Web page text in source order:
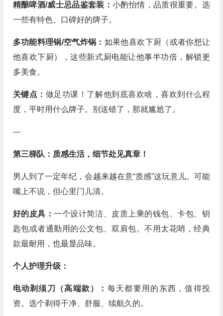
精酿啤酒/威士忌品鉴套装：小酌怡情，品质很重要。选
一些有特色、口碑好的牌子。
多功能料理锅/空气炸锅： 如果他喜欢下厨（或者你想让
他喜欢下厨），这些新式厨电能让他事半功倍，解锁更
多美食。
关键点： 做足功课！了解他到底喜欢啥，喜欢到什么程
度，平时用什么牌子。别送错了，那就尴尬了。
---
第三梯队：质感生活，细节处见真章！
男人到了一定年纪，会越来越在意“质感”这玩意儿。可能
嘴上不说，但心里门儿清。
好的皮具：一个设计简洁、皮质上乘的钱包、卡包、钥
匙包或者通勤用的公文包、双肩包。不用太花哨，经典
款最耐用，也最显品味。
个人护理升级：
电动剃须刀（高端款）： 每天都要用的东西，值得投
资。选个剃得干净、舒服、续航久的。